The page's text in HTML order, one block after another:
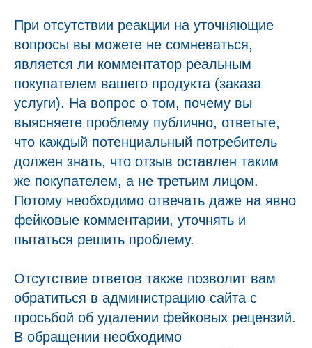
При отсутствии реакции на уточняющие
вопросы вы можете не сомневаться,
является ли комментатор реальным
покупателем вашего продукта (заказа
услуги). На вопрос о том, почему вы
выясняете проблему публично, ответьте,
что каждый потенциальный потребитель
должен знать, что отзыв оставлен таким
же покупателем, а не третьим лицом.
Потому необходимо отвечать даже на явно
фейковые комментарии, уточнять и
пытаться решить проблему.
Отсутствие ответов также позволит вам
обратиться в администрацию сайта с
просьбой об удалении фейковых рецензий.
В обращении необходимо